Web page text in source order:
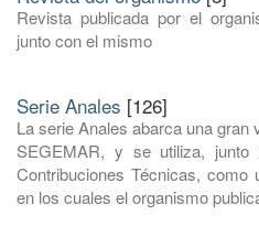
Revista publicada por el
junto con el mismo
Serie Anales [126]
La serie Anales abarca una
SEGEMAR, y se utiliza,
Contribuciones Técnicas,
en los cuales el organismo